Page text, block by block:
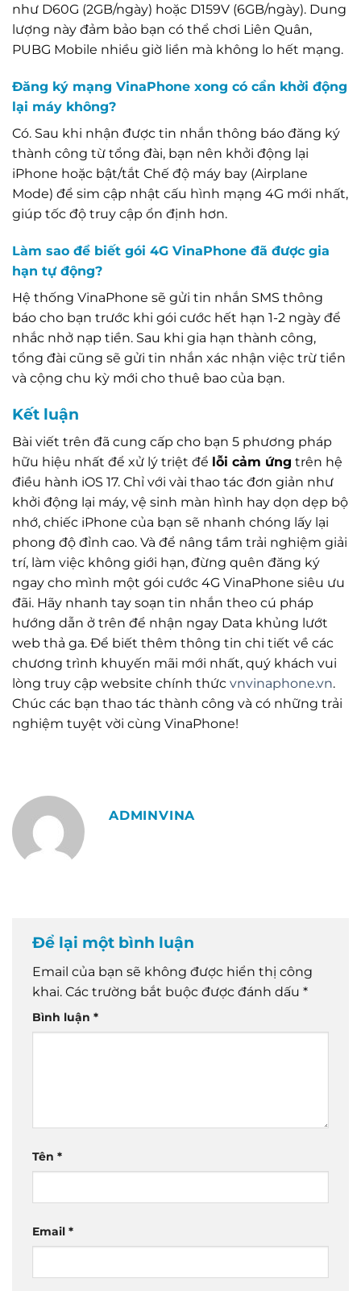
như D60G (2GB/ngày) hoặc D159V (6GB/ngày). Dung
lượng này đảm bảo bạn có thể chơi Liên Quân,
PUBG Mobile nhiều giờ liền mà không lo hết mạng.
Đăng ký mạng VinaPhone xong có cần khởi động
lại máy không?
Có. Sau khi nhận được tin nhắn thông báo đăng ký
thành công từ tổng đài, bạn nên khởi động lại
iPhone hoặc bật/tắt Chế độ máy bay (Airplane
Mode) để sim cập nhật cấu hình mạng 4G mới nhất,
giúp tốc độ truy cập ổn định hơn.
Làm sao để biết gói 4G VinaPhone đã được gia
hạn tự động?
Hệ thống VinaPhone sẽ gửi tin nhắn SMS thông
báo cho bạn trước khi gói cước hết hạn 1-2 ngày để
nhắc nhở nạp tiền. Sau khi gia hạn thành công,
tổng đài cũng sẽ gửi tin nhắn xác nhận việc trừ tiền
và cộng chu kỳ mới cho thuê bao của bạn.
Kết luận
Bài viết trên đã cung cấp cho bạn 5 phương pháp
hữu hiệu nhất để xử lý triệt để lỗi cảm ứng trên hệ
điều hành iOS 17. Chỉ với vài thao tác đơn giản như
khởi động lại máy, vệ sinh màn hình hay dọn dẹp bộ
nhớ, chiếc iPhone của bạn sẽ nhanh chóng lấy lại
phong độ đỉnh cao. Và để nâng tầm trải nghiệm giải
trí, làm việc không giới hạn, đừng quên đăng ký
ngay cho mình một gói cước 4G VinaPhone siêu ưu
đãi. Hãy nhanh tay soạn tin nhắn theo cú pháp
hướng dẫn ở trên để nhận ngay Data khủng lướt
web thả ga. Để biết thêm thông tin chi tiết về các
chương trình khuyến mãi mới nhất, quý khách vui
lòng truy cập website chính thức vnvinaphone.vn.
Chúc các bạn thao tác thành công và có những trải
nghiệm tuyệt vời cùng VinaPhone!
ADMINVINA
Để lại một bình luận
Email của bạn sẽ không được hiển thị công
khai. Các trường bắt buộc được đánh dấu *
Bình luận *
Tên *
Email *